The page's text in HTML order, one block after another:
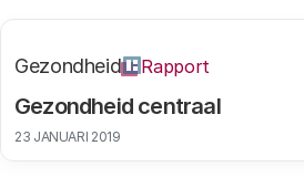
Gezondheid centraal
Gezondheid Rapport
23 JANUARI 2019